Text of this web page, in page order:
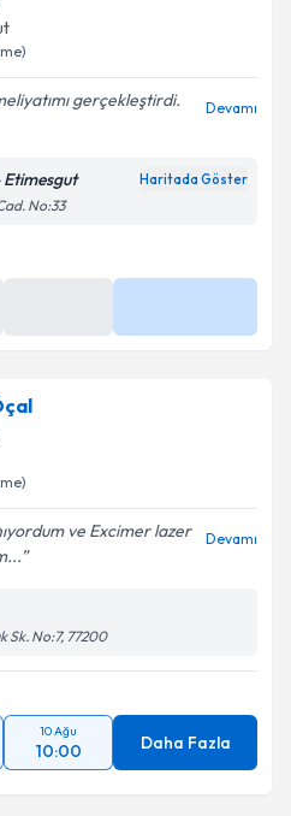
gerçekleştirdi.
Devamı
Etimesgut Haritada Göster
No:33
ve Excimer lazer
Devamı
Sk. No:7, 77200
10 Ağu
10:00 Daha Fazla